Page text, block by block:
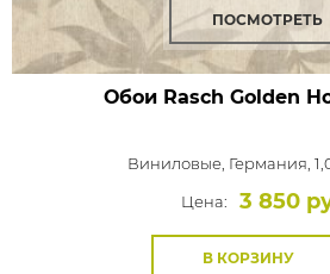
ПОСМОТРЕТЬ
Обои Rasch Golden
Виниловые, Германия,
Цена:
3 850
В КОРЗИНУ